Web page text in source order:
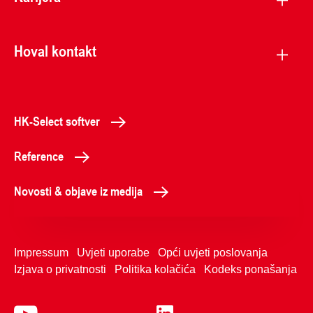
Hoval kontakt
HK-Select softver
Reference
Novosti & objave iz medija
Impressum Uvjeti uporabe
Opći uvjeti poslovanja
Izjava o privatnosti
Politika kolačića Kodeks ponašanja